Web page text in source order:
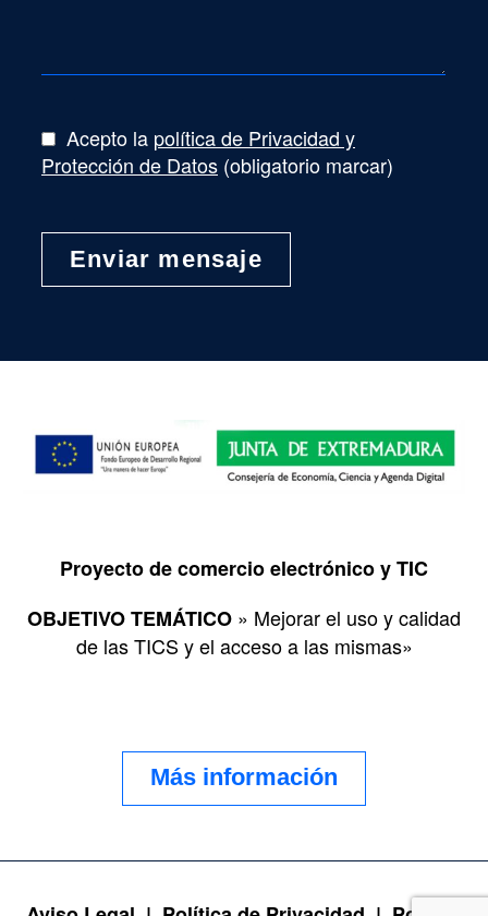
Acepto la política de Privacidad y
Protección de Datos (obligatorio marcar)
Proyecto de comercio electrónico y TIC
OBJETIVO TEMÁTICO » Mejorar el uso y calidad
de las TICS y el acceso a las mismas»
Más información